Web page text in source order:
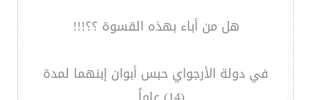
هل من أباء بهذه القسوة ؟؟!!!
في دولة الأرجواي حبس أبوان إبنهما لمدة